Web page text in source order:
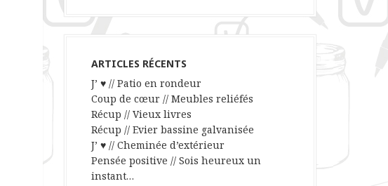
ARTICLES RÉCENTS
J’ ♥ // Patio en rondeur
Coup de cœur // Meubles reliéfés
Récup // Vieux livres
Récup // Evier bassine galvanisée
J’ ♥ // Cheminée d’extérieur
Pensée positive // Sois heureux un
instant…